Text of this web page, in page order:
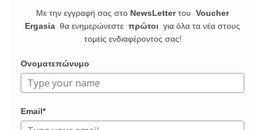
Με την εγγραφή σας στο NewsLetterτου Voucher
Ergasia θα ενημερώνεστε πρώτοι για όλα τα νέα στους
τομείς ενδιαφέροντος σας!
Ονοματεπώνυμο
Email*